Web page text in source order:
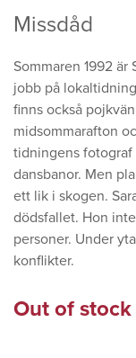
Missdåd
Sommaren 1992
jobb på
finns också
midsommarafton
tidningens fotograf
dansbanor. Men
ett lik i skogen.
dödsfallet. Hon
personer. Under
konflikter.
Out of stock